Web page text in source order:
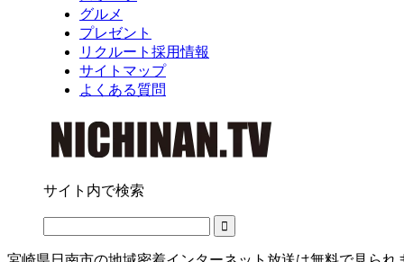
グルメ
プレゼント
リクルート採用情報
サイトマップ
よくある質問
サイト内で検索